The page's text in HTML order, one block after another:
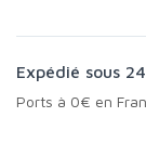
Expédié sous
Ports à 0€ en